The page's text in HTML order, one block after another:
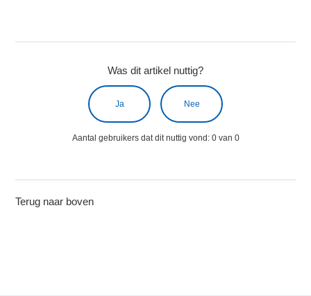
Was dit artikel nuttig?
Ja Nee
Aantal gebruikers dat dit nuttig vond: 0 van 0
Terug naar boven